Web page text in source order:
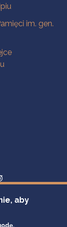
im. gen.
aby